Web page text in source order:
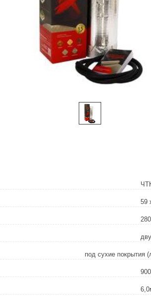
59
под сухие покрытия
900
6,0